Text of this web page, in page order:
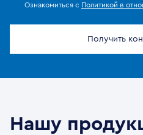
Ознакомиться с Политикой в
Получить
Нашу